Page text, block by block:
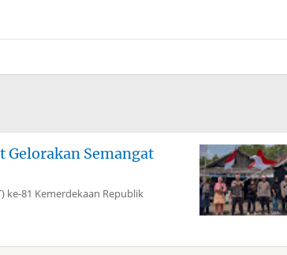
Gelorakan Semangat
ke-81 Kemerdekaan Republik